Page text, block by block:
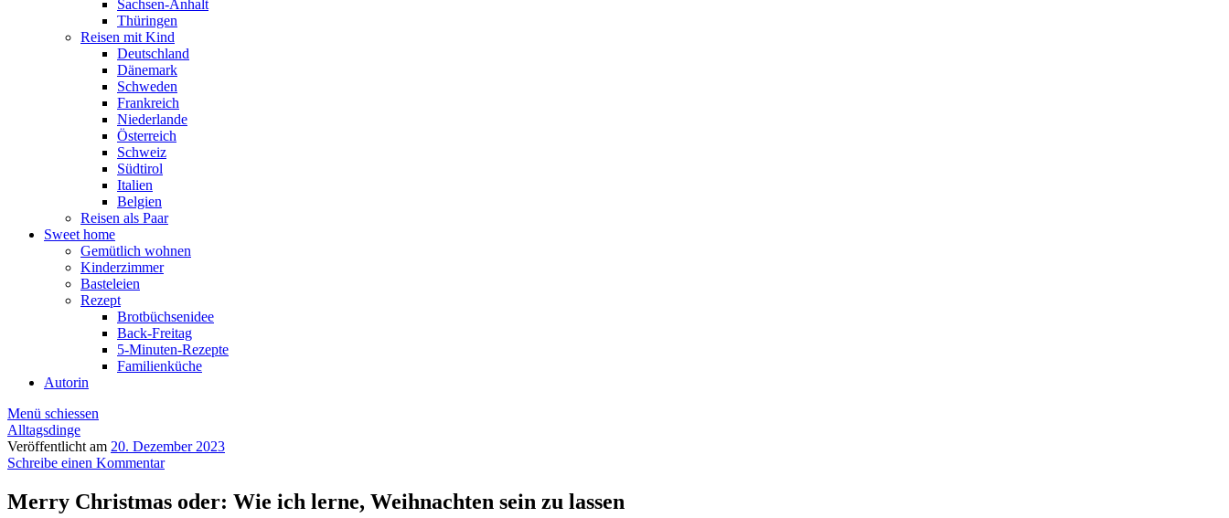
Sachsen-Anhalt
Thüringen
Reisen mit Kind
Deutschland
Dänemark
Schweden
Frankreich
Niederlande
Österreich
Schweiz
Südtirol
Italien
Belgien
Reisen als Paar
Sweet home
Gemütlich wohnen
Kinderzimmer
Basteleien
Rezept
Brotbüchsenidee
Back-Freitag
5-Minuten-Rezepte
Familienküche
Autorin
Menü schiessen
Alltagsdinge
Veröffentlicht am 20. Dezember 2023
Schreibe einen Kommentar
Merry Christmas oder: Wie ich lerne, Weihnachten sein zu lassen